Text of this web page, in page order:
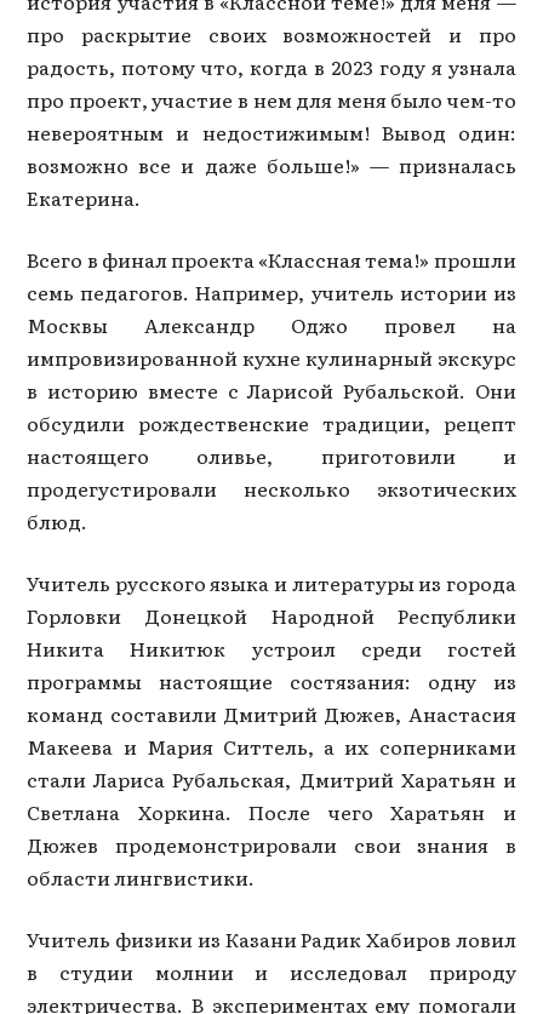
про раскрытие своих возможностей и про
радость, потому что, когда в 2023 году я узнала
про проект, участие в нем для меня было чем-то
невероятным и недостижимым! Вывод один:
возможно все и даже больше!» — призналась
Екатерина.
Всего в финал проекта «Классная тема!» прошли
семь педагогов. Например, учитель истории из
Москвы Александр Оджо провел на
импровизированной кухне кулинарный экскурс
в историю вместе с Ларисой Рубальской. Они
обсудили рождественские традиции, рецепт
настоящего оливье, приготовили и
продегустировали несколько экзотических
блюд.
Учитель русского языка и литературы из города
Горловки Донецкой Народной Республики
Никита Никитюк устроил среди гостей
программы настоящие состязания: одну из
команд составили Дмитрий Дюжев, Анастасия
Макеева и Мария Ситтель, а их соперниками
стали Лариса Рубальская, Дмитрий Харатьян и
Светлана Хоркина. После чего Харатьян и
Дюжев продемонстрировали свои знания в
области лингвистики.
Учитель физики из Казани Радик Хабиров ловил
в студии молнии и исследовал природу
электричества. В экспериментах ему помогали